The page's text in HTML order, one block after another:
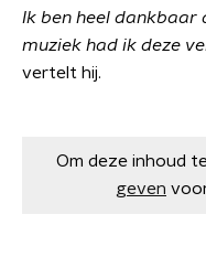
Ik ben heel dankbaar
muziek had ik deze
vertelt hij.
Om deze inhoud
geven